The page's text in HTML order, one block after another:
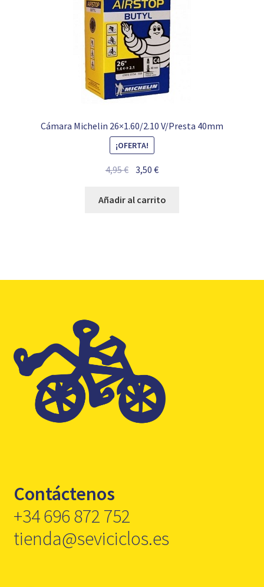
Cámara Michelin 26×1.60/2.10 V/Presta 40mm
¡OFERTA!
4,95€ El
original
3,50€El
actual
Añadir al carrito
Contáctenos
+34 696 872 752
tienda@seviciclos.es